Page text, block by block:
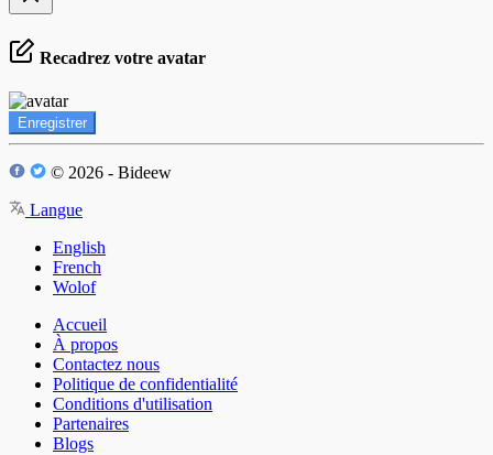
Recadrez votre avatar
Enregistrer
© 2026 - Bideew
Langue
English
French
Wolof
Accueil
À propos
Contactez nous
Politique de confidentialité
Conditions d'utilisation
Partenaires
Blogs